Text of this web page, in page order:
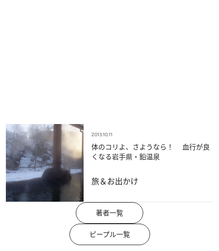
2013.10.11
体のコリよ、さようなら！ 血行が良
くなる岩手県・鉛温泉
旅＆お出かけ
著者一覧
ピープル一覧